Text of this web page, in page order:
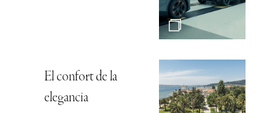
El confort de la
elegancia